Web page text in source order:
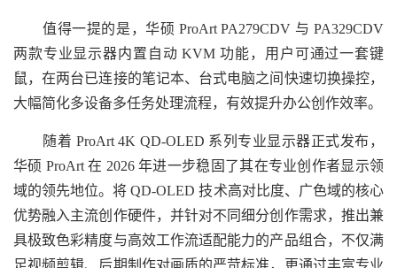
值得一提的是，华硕 ProArt PA279CDV 与 PA329CDV
两款专业显示器内置自动 KVM 功能，用户可通过一套键
鼠，在两台已连接的笔记本、台式电脑之间快速切换操控，
大幅简化多设备多任务处理流程，有效提升办公创作效率。
随着 ProArt 4K QD-OLED 系列专业显示器正式发布，
华硕 ProArt 在 2026 年进一步稳固了其在专业创作者显示领
域的领先地位。将 QD-OLED 技术高对比度、广色域的核心
优势融入主流创作硬件，并针对不同细分创作需求，推出兼
具极致色彩精度与高效工作流适配能力的产品组合，不仅满